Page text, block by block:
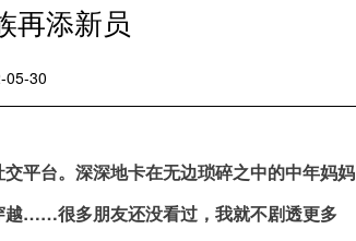
再添新员
05-30
平台。深深地卡在无边琐碎之中的中年妈妈
越……很多朋友还没看过，我就不剧透更多